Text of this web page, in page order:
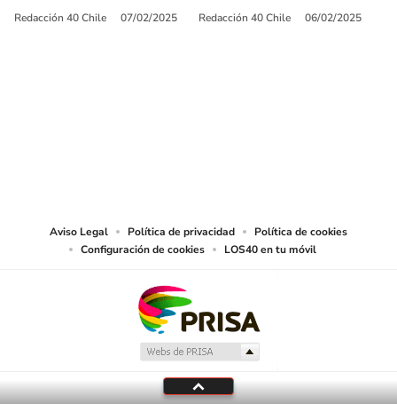
Redacción 40 Chile 07/02/2025 Redacción 40 Chile 06/02/2025
Aviso Legal Política de privacidad
Política de cookies
Configuración de cookies
LOS40 en tu móvil